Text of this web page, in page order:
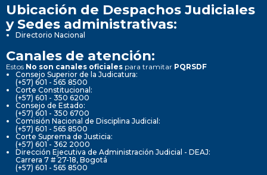
Ubicación de Despachos Judiciales
y Sedes administrativas:
Directorio Nacional
Canales de atención:
Estos No son canales oficiales para tramitar PQRSDF
Consejo Superior de la Judicatura:
(+57) 601 - 565 8500
Corte Constitucional:
(+57) 601 - 350 6200
Consejo de Estado:
(+57) 601 - 350 6700
Comisión Nacional de Disciplina Judicial:
(+57) 601 - 565 8500
Corte Suprema de Justicia:
(+57) 601 - 362 2000
Dirección Ejecutiva de Administración Judicial - DEAJ:
Carrera 7 # 27-18, Bogotá
(+57) 601 - 565 8500